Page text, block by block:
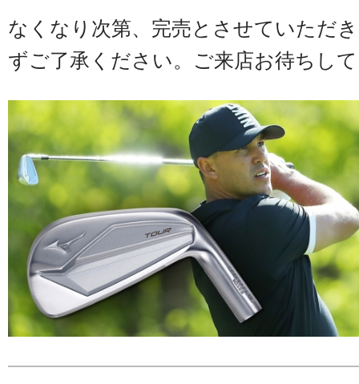
なくなり次第、完売とさせていただ
ずご了承ください。ご来店お待ちし